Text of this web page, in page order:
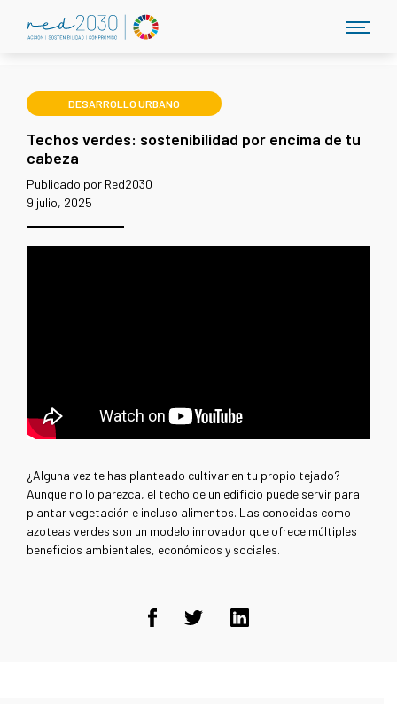
DESARROLLO URBANO
Techos verdes: sostenibilidad por encima de tu
cabeza
Publicado por Red2030
9 julio, 2025
¿Alguna vez te has planteado cultivar en tu propio tejado?
Aunque no lo parezca, el techo de un edificio puede servir para
plantar vegetación e incluso alimentos. Las conocidas como
azoteas verdes son un modelo innovador que ofrece múltiples
beneficios ambientales, económicos y sociales.